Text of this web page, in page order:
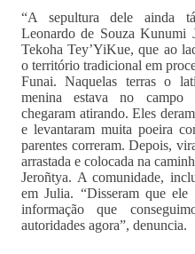
“A sepultura dele ainda
Leonardo de Souza Kunumi
Tekoha Tey’YiKue, que ao
o território tradicional em
Funai. Naquelas terras o
menina estava no campo
chegaram atirando. Eles
e levantaram muita poeira
parentes correram. Depois,
arrastada e colocada na
Jeroñtya. A comunidade,
em Julia. “Disseram que
informação que
autoridades agora”, denuncia.